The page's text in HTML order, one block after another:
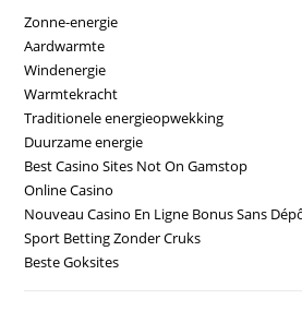
Zonne-energie
Aardwarmte
Windenergie
Warmtekracht
Traditionele energieopwekking
Duurzame energie
Best Casino Sites Not On Gamstop
Online Casino
Nouveau Casino En Ligne Bonus Sans
Sport Betting Zonder Cruks
Beste Goksites